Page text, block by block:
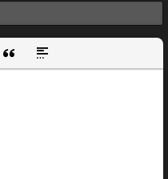
смайликцитаты
Вставка спойлера